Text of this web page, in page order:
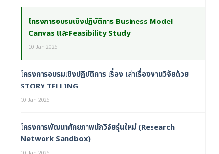
โครงการอบรมเชิงปฏิบัติการ Business Model
Canvas และFeasibility Study
10 Jan 2025
โครงการอบรมเชิงปฏิบัติการ เรื่อง เล่าเรื่องงานวิจัยด้วย
STORY TELLING
10 Jan 2025
โครงการพัฒนาศักยภาพนักวิจัยรุ่นใหม่ (Research
Network Sandbox)
10 Jan 2025